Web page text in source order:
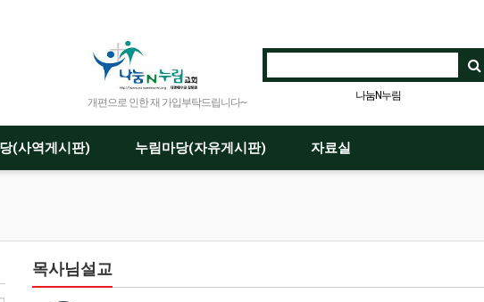
개편으로 인한 재 가입부탁드립니다~
나눔N누림
(사역게시판) 누림마당(자유게시판) 자료실
목사님설교